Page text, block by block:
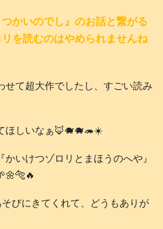
かいのでし』のお話と繋がる
を読むのはやめられませんね
せて超大作でしたし、すごい読み
ほしいなぁ🦊🐗🐗🦔☀️
いけつゾロリとまほうのへや』
びにきてくれて、どうもありが